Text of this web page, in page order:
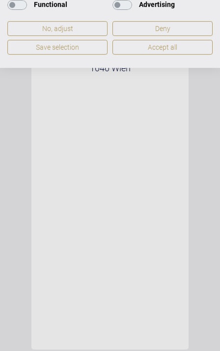
Ehrbar Saal
Mühlgasse 30
1040 Wien
Functional Advertising
No, adjust Deny
Save selection Accept all